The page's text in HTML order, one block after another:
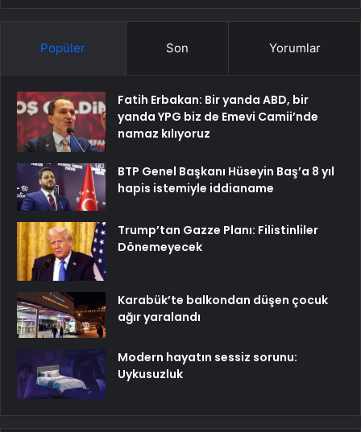
Popüler Son Yorumlar
Fatih Erbakan: Bir yanda ABD, bir
yanda YPG biz de Emevi Camii’nde
namaz kılıyoruz
BTP Genel Başkanı Hüseyin Baş’a 8 yıl
hapis istemiyle iddianame
Trump’tan Gazze Planı: Filistinliler
Dönemeyecek
Karabük’te balkondan düşen çocuk
ağır yaralandı
Modern hayatın sessiz sorunu:
Uykusuzluk